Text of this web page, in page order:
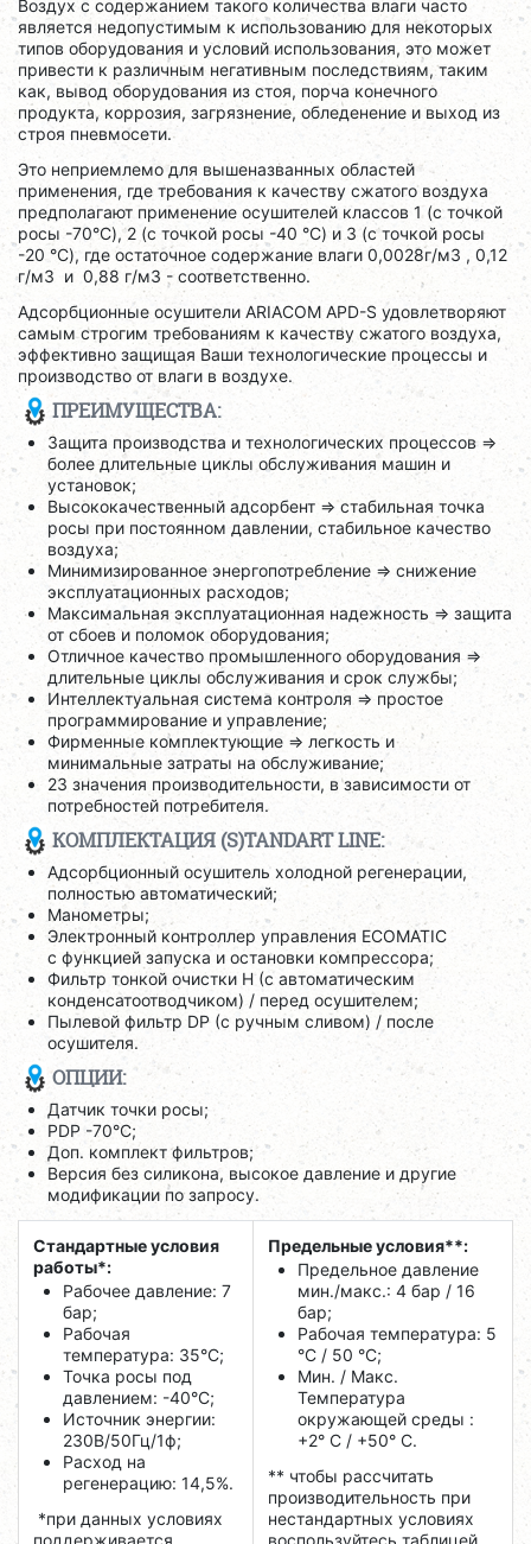
Воздух с содержанием такого количества влаги часто
является недопустимым к использованию для некоторых
типов оборудования и условий использования, это может
привести к различным негативным последствиям, таким
как, вывод оборудования из стоя, порча конечного
продукта, коррозия, загрязнение, обледенение и выход из
строя пневмосети.
Это неприемлемо для вышеназванных областей
применения, где требования к качеству сжатого воздуха
предполагают применение осушителей классов 1 (с точкой
росы -70°C), 2 (с точкой росы -40 °C) и 3 (с точкой росы
-20 °C), где остаточное содержание влаги 0,0028г/м3 , 0,12
г/м3 и 0,88 г/м3 - соответственно.
Адсорбционные осушители ARIACOM APD-S удовлетворяют
самым строгим требованиям к качеству сжатого воздуха,
эффективно защищая Ваши технологические процессы и
производство от влаги в воздухе.
ПРЕИМУЩЕСТВА:
Защита производства и технологических процессов =>
более длительные циклы обслуживания машин и
установок;
Высококачественный адсорбент => стабильная точка
росы при постоянном давлении, стабильное качество
воздуха;
Минимизированное энергопотребление => снижение
эксплуатационных расходов;
Максимальная эксплуатационная надежность => защита
от сбоев и поломок оборудования;
Отличное качество промышленного оборудования =>
длительные циклы обслуживания и срок службы;
Интеллектуальная система контроля => простое
программирование и управление;
Фирменные комплектующие => легкость и
минимальные затраты на обслуживание;
23 значения производительности, в зависимости от
потребностей потребителя.
КОМПЛЕКТАЦИЯ (S)TANDART LINE:
Адсорбционный осушитель холодной регенерации,
полностью автоматический;
Манометры;
Электронный контроллер управления ECOMATIC
с функцией запуска и остановки компрессора;
Фильтр тонкой очистки H (с автоматическим
конденсатоотводчиком) / перед осушителем;
Пылевой фильтр DP (с ручным сливом) / после
осушителя.
ОПЦИИ:
Датчик точки росы;
PDP -70°C;
Доп. комплект фильтров;
Версия без силикона, высокое давление и другие
модификации по запросу.
Стандартные условия
работы*:
Рабочее давление: 7
бар;
Рабочая
температура: 35°C;
Точка росы под
давлением: -40°C;
Источник энергии:
230В/50Гц/1ф;
Расход на
регенерацию: 14,5%.
*при данных условиях
Предельные условия**:
Предельное давление
мин./макс.: 4 бар / 16
бар;
Рабочая температура: 5
°C / 50 °C;
Мин. / Макс.
Температура
окружающей среды :
+2° С / +50° C.
** чтобы рассчитать
производительность при
нестандартных условиях